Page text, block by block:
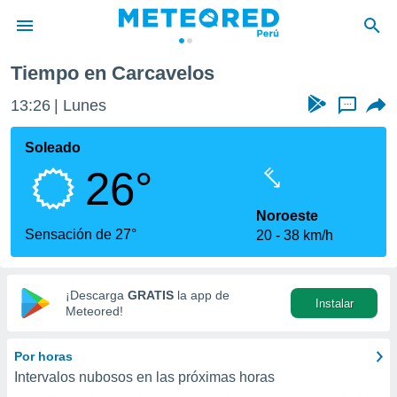
de
ha sido
calidad.
a este
las
y
digital
basada
Tiempo en Carcavelos
13:26 Lunes ...
Soleado
26°
Sensación de 27°
Noroeste
20
38 km/h
¡Descarga GRATIS la app de
Meteored!
Instalar
Por horas
Intervalos nubosos en las próximas horas